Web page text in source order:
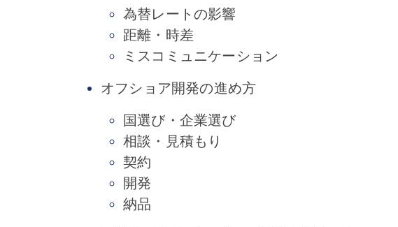
為替レートの影響
距離・時差
ミスコミュニケーション
オフショア開発の進め方
国選び・企業選び
相談・見積もり
契約
開発
納品